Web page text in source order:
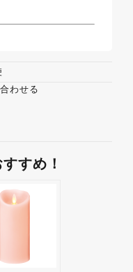
わせる
すめ！